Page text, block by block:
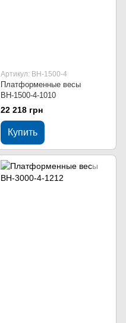
Артикул: ВН-1500-4
Платформенные весы
ВН-1500-4-1010
22 218 грн
Купить